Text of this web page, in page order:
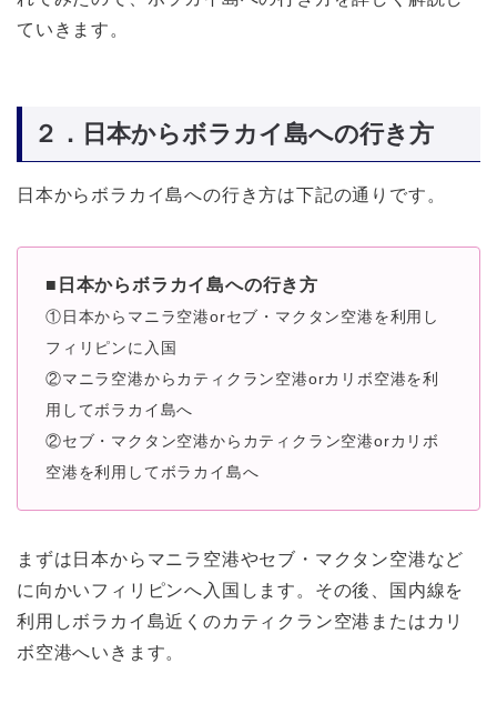
ていきます。
２．日本からボラカイ島への行き方
日本からボラカイ島への行き方は下記の通りです。
■日本からボラカイ島への行き方
①日本からマニラ空港orセブ・マクタン空港を利用し
フィリピンに入国
②マニラ空港からカティクラン空港orカリボ空港を利
用してボラカイ島へ
②セブ・マクタン空港からカティクラン空港orカリボ
空港を利用してボラカイ島へ
まずは日本からマニラ空港やセブ・マクタン空港など
に向かいフィリピンへ入国します。その後、国内線を
利用しボラカイ島近くのカティクラン空港またはカリ
ボ空港へいきます。